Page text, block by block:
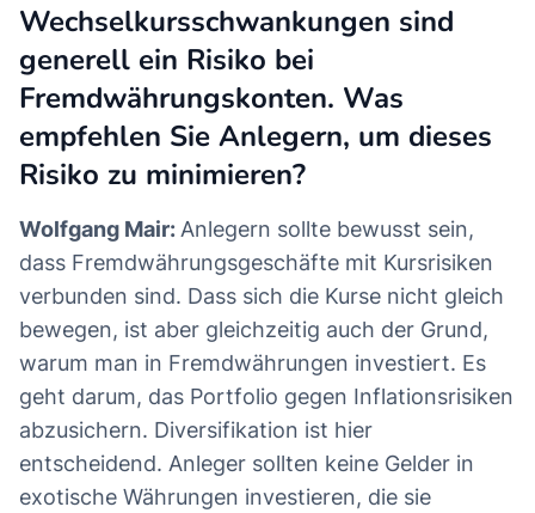
Wechselkursschwankungen sind
generell ein Risiko bei
Fremdwährungskonten. Was
empfehlen Sie Anlegern, um dieses
Risiko zu minimieren?
Wolfgang Mair: Anlegern sollte bewusst sein,
dass Fremdwährungsgeschäfte mit Kursrisiken
verbunden sind. Dass sich die Kurse nicht gleich
bewegen, ist aber gleichzeitig auch der Grund,
warum man in Fremdwährungen investiert. Es
geht darum, das Portfolio gegen Inflationsrisiken
abzusichern. Diversifikation ist hier
entscheidend. Anleger sollten keine Gelder in
exotische Währungen investieren, die sie